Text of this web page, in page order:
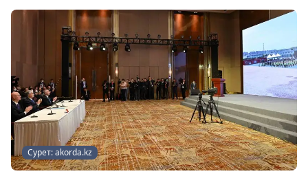
Сурет: akorda.kz